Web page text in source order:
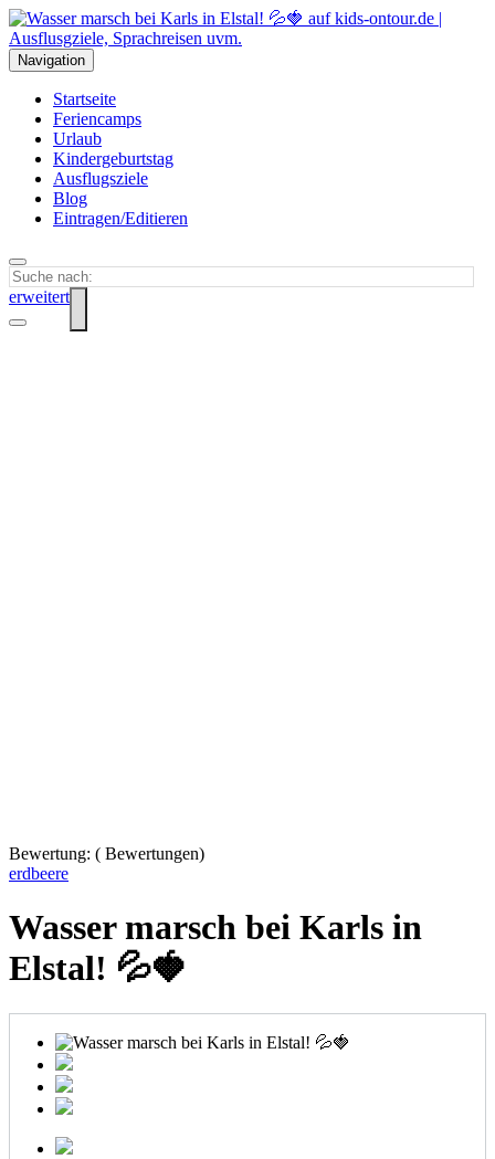
Navigation
Startseite
Feriencamps
Urlaub
Kindergeburtstag
Ausflugsziele
Blog
Eintragen/Editieren
erweitert
Bewertung: ( Bewertungen)
erdbeere
Wasser marsch bei Karls in
Elstal! 💦🍓